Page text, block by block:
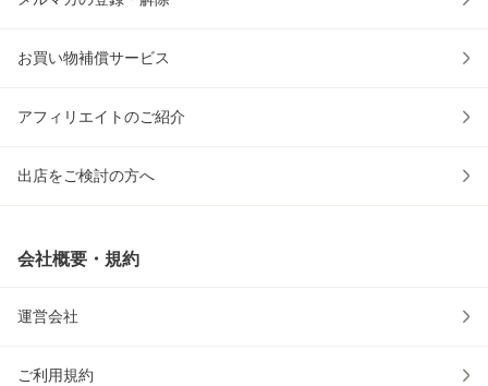
お買い物補償サービス
アフィリエイトのご紹介
出店をご検討の方へ
会社概要・規約
運営会社
ご利用規約